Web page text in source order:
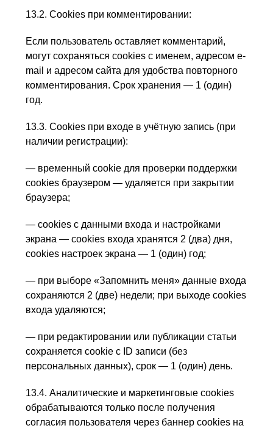
13.2. Cookies при комментировании:
Если пользователь оставляет комментарий,
могут сохраняться cookies с именем, адресом e-
mail и адресом сайта для удобства повторного
комментирования. Срок хранения — 1 (один)
год.
13.3. Cookies при входе в учётную запись (при
наличии регистрации):
— временный cookie для проверки поддержки
cookies браузером — удаляется при закрытии
браузера;
— cookies с данными входа и настройками
экрана — cookies входа хранятся 2 (два) дня,
cookies настроек экрана — 1 (один) год;
— при выборе «Запомнить меня» данные входа
сохраняются 2 (две) недели; при выходе cookies
входа удаляются;
— при редактировании или публикации статьи
сохраняется cookie с ID записи (без
персональных данных), срок — 1 (один) день.
13.4. Аналитические и маркетинговые cookies
обрабатываются только после получения
согласия пользователя через баннер cookies на